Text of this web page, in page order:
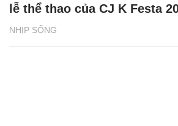
NHỊP SỐNG
lễ thể thao của CJ K Festa